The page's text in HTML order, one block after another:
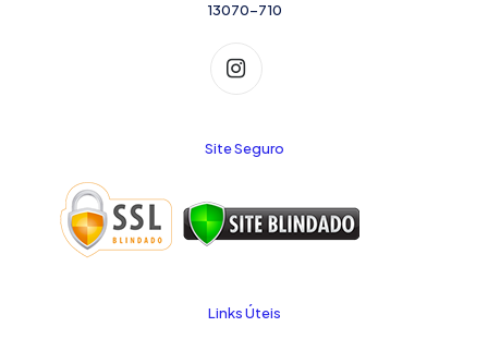
13070-710
Site Seguro
Links Úteis